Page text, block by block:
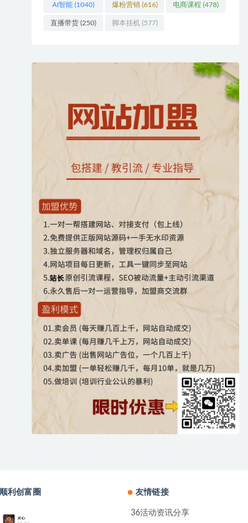
AI智能 (1040) 爆粉营销(616) 电商课程 (478)
直播带货 (250) 脚本挂机(577)
顺利创富圈 友情链接
36活动资讯分享